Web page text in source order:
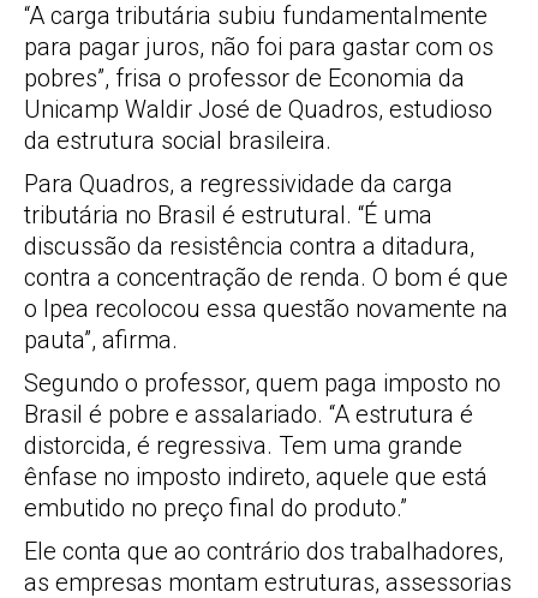
“A carga tributária subiu fundamentalmente
para pagar juros, não foi para gastar com os
pobres”, frisa o professor de Economia da
Unicamp Waldir José de Quadros, estudioso
da estrutura social brasileira.
Para Quadros, a regressividade da carga
tributária no Brasil é estrutural. “É uma
discussão da resistência contra a ditadura,
contra a concentração de renda. O bom é que
o Ipea recolocou essa questão novamente na
pauta”, afirma.
Segundo o professor, quem paga imposto no
Brasil é pobre e assalariado. “A estrutura é
distorcida, é regressiva. Tem uma grande
ênfase no imposto indireto, aquele que está
embutido no preço final do produto.”
Ele conta que ao contrário dos trabalhadores,
as empresas montam estruturas, assessorias